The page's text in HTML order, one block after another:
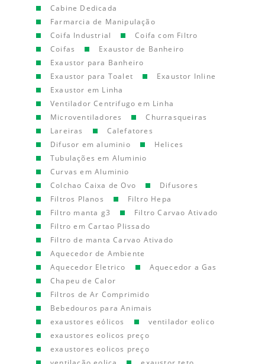
Cabine Dedicada
Farmarcia de Manipulação
Coifa Industrial
Coifa com Filtro
Coifas
Exaustor de Banheiro
Exaustor para Banheiro
Exaustor para Toalet
Exaustor Inline
Exaustor em Linha
Ventilador Centrifugo em Linha
Microventiladores
Churrasqueiras
Lareiras
Calefatores
Difusor em aluminio
Helices
Tubulações em Aluminio
Curvas em Aluminio
Colchao Caixa de Ovo
Difusores
Filtros Planos
Filtro Hepa
Filtro manta g3
Filtro Carvao Ativado
Filtro em Cartao Plissado
Filtro de manta Carvao Ativado
Aquecedor de Ambiente
Aquecedor Eletrico
Aquecedor a Gas
Chapeu de Calor
Filtros de Ar Comprimido
Bebedouros para Animais
exaustores eólicos
ventilador eolico
exaustores eolicos preço
exaustores eolicos preço